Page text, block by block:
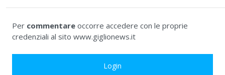
Per commentare occorre accedere con le proprie
credenziali al sito www.giglionews.it
Login